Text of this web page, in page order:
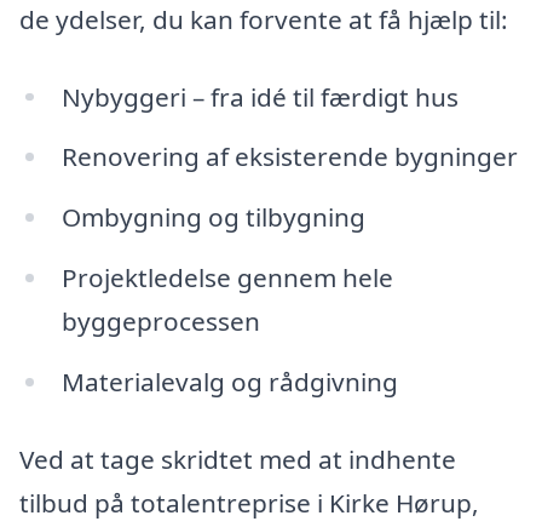
de ydelser, du kan forvente at få hjælp til:
Nybyggeri – fra idé til færdigt hus
Renovering af eksisterende bygninger
Ombygning og tilbygning
Projektledelse gennem hele
byggeprocessen
Materialevalg og rådgivning
Ved at tage skridtet med at indhente
tilbud på totalentreprise i Kirke Hørup,